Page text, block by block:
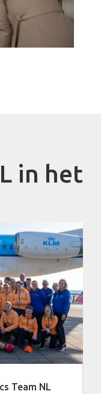
in het
Team NL